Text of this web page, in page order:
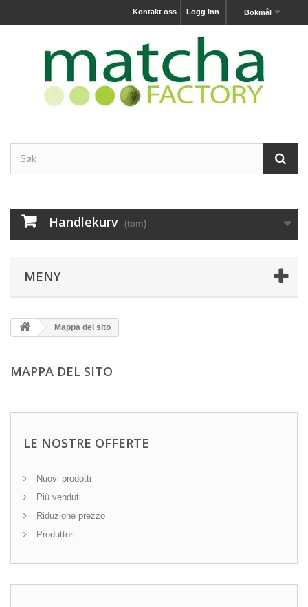
Bokmål
Logg inn
Kontakt oss
Handlekurv (tom)
MENY
Mappa del sito
MAPPA DEL SITO
LE NOSTRE OFFERTE
Nuovi prodotti
Più venduti
Riduzione prezzo
Produttori